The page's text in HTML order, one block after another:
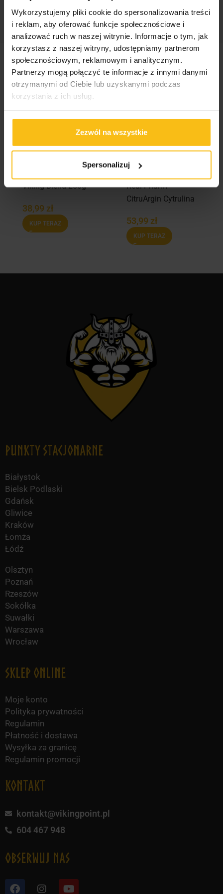
Wykorzystujemy pliki cookie do spersonalizowania treści
i reklam, aby oferować funkcje społecznościowe i
analizować ruch w naszej witrynie. Informacje o tym, jak
korzystasz z naszej witryny, udostępniamy partnerom
społecznościowym, reklamowym i analitycznym.
Partnerzy mogą połączyć te informacje z innymi danymi
otrzymanymi od Ciebie lub uzyskanymi podczas
korzystania z ich usług.
Zezwól na wszystkie
Spersonalizuj
RealPharm
Podobne produkty
Viking Blend 250g
38,99 zł
KUP TERAZ
Real Pharm
CitruArgin Cytrulina
53,99 zł
KUP TERAZ
Punkty Stacjonarne
Białystok
Bielsk Podlaski
Gdańsk
Gliwice
Kraków
Łomża
Łódź
Olsztyn
Poznań
Rzeszów
Sokółka
Suwałki
Warszawa
Wrocław
Sklep online
Moje konto
Polityka prywatności
Regulamin
Płatność i dostawa
Wysyłka za granicę
Regulamin promocji
KONTAKT
kontakt@vikingpoint.pl
604 467 948
obserwuj nas